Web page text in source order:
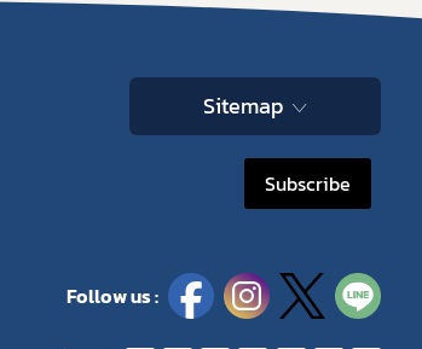
Sitemap
Subscribe
Follow us :